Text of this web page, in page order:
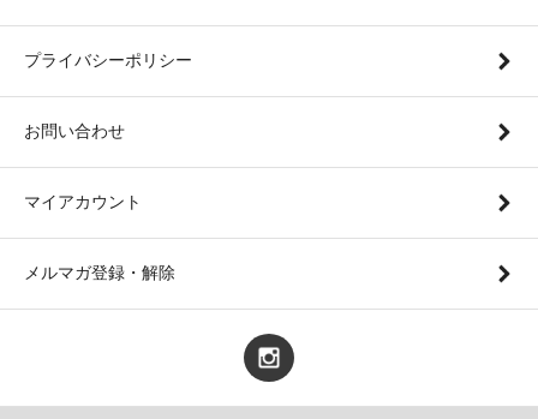
プライバシーポリシー
お問い合わせ
マイアカウント
メルマガ登録・解除